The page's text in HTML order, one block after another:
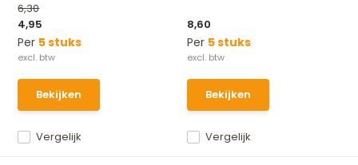
Vergelijk
6,30
4,95
Per 5 stuks
Bekijken
Vergelijk
8,60
Per 5 stuks
Bekijken